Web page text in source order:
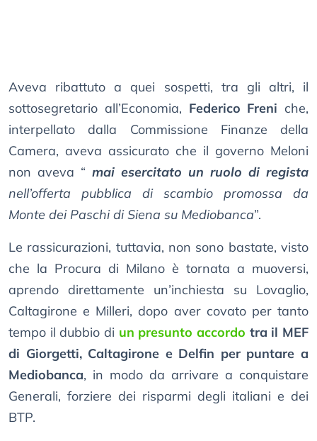
Aveva ribattuto a quei sospetti, tra gli altri, il
sottosegretario all’Economia, Federico Freni che,
interpellato dalla Commissione Finanze della
Camera, aveva assicurato che il governo Meloni
non aveva “ mai esercitato un ruolo di regista
nell’offerta pubblica di scambio promossa da
Monte dei Paschi di Siena su Mediobanca”.
Le rassicurazioni, tuttavia, non sono bastate, visto
che la Procura di Milano è tornata a muoversi,
aprendo direttamente un’inchiesta su Lovaglio,
Caltagirone e Milleri, dopo aver covato per tanto
tempo il dubbio di un presunto accordo tra il MEF
di Giorgetti, Caltagirone e Delfin per puntare a
Mediobanca, in modo da arrivare a conquistare
Generali, forziere dei risparmi degli italiani e dei
BTP.